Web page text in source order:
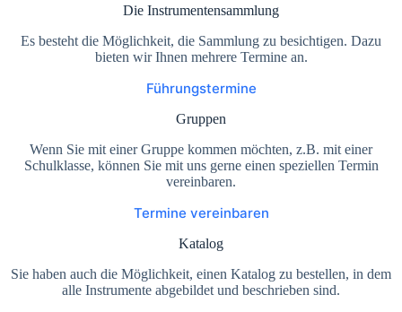
Die Instrumentensammlung
Es besteht die Möglichkeit, die Sammlung zu besichtigen. Dazu
bieten wir Ihnen mehrere Termine an.
Führungstermine
Gruppen
Wenn Sie mit einer Gruppe kommen möchten, z.B. mit einer
Schulklasse, können Sie mit uns gerne einen speziellen Termin
vereinbaren.
Termine vereinbaren
Katalog
Sie haben auch die Möglichkeit, einen Katalog zu bestellen, in dem
alle Instrumente abgebildet und beschrieben sind.